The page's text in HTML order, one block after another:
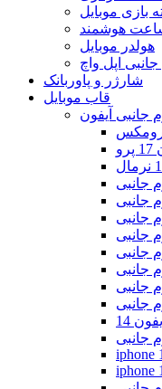
بازی موبایل
هوشمند
هولدر موبایل
جانبی اپل واچ
شارژر و پاوربانک
قاب موبایل
جانبی آیفون
14
iphone
iphone